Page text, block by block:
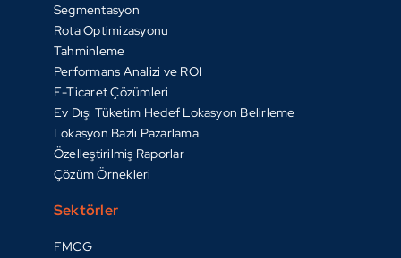
Segmentasyon
Rota Optimizasyonu
Tahminleme
Performans Analizi ve ROI
E-Ticaret Çözümleri
Ev Dışı Tüketim Hedef Lokasyon Belirleme
Lokasyon Bazlı Pazarlama
Özelleştirilmiş Raporlar
Çözüm Örnekleri
Sektörler
FMCG